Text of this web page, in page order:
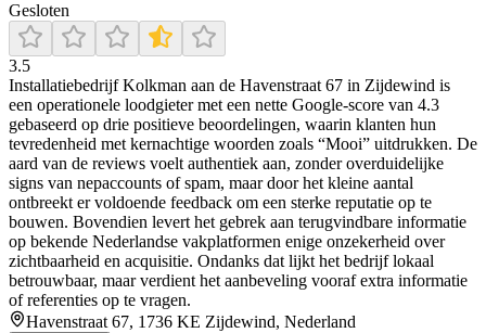
Gesloten
3.5
Installatiebedrijf Kolkman aan de Havenstraat 67 in Zijdewind is
een operationele loodgieter met een nette Google-score van 4.3
gebaseerd op drie positieve beoordelingen, waarin klanten hun
tevredenheid met kernachtige woorden zoals “Mooi” uitdrukken. De
aard van de reviews voelt authentiek aan, zonder overduidelijke
signs van nepaccounts of spam, maar door het kleine aantal
ontbreekt er voldoende feedback om een sterke reputatie op te
bouwen. Bovendien levert het gebrek aan terugvindbare informatie
op bekende Nederlandse vakplatformen enige onzekerheid over
zichtbaarheid en acquisitie. Ondanks dat lijkt het bedrijf lokaal
betrouwbaar, maar verdient het aanbeveling vooraf extra informatie
of referenties op te vragen.
Havenstraat 67, 1736 KE Zijdewind, Nederland